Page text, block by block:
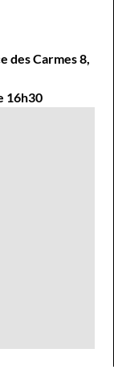
des Carmes 8,
16h30